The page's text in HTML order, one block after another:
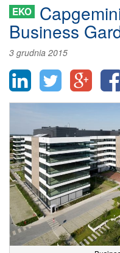
EKO
Business
3 grudnia 2015